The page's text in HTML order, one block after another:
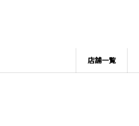
店舗一覧